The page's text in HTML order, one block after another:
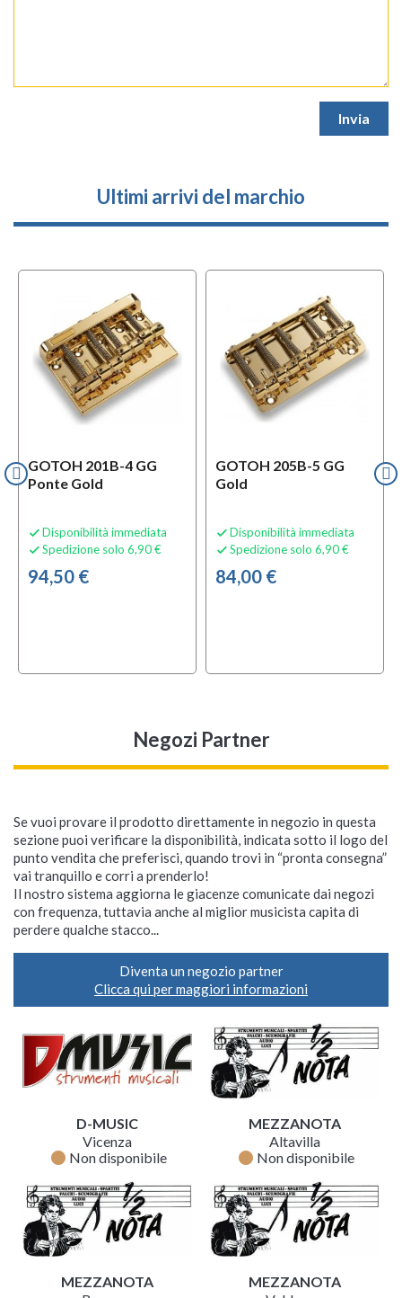
Ultimi arrivi del marchio
GOTOH 201B-4 GG
Ponte Gold
 Disponibilità immediata
 Spedizione solo 6,90 €
94,50 €
GOTOH 205B-5 GG
Gold
 Disponibilità immediata
 Spedizione solo 6,90 €
84,00 €
Negozi Partner
Se vuoi provare il prodotto direttamente in negozio in questa
sezione puoi verificare la disponibilità, indicata sotto il logo del
punto vendita che preferisci, quando trovi in “pronta consegna”
vai tranquillo e corri a prenderlo!
Il nostro sistema aggiorna le giacenze comunicate dai negozi
con frequenza, tuttavia anche al miglior musicista capita di
perdere qualche stacco...
Diventa un negozio partner
Clicca qui per maggiori informazioni
D-MUSIC
Vicenza
fiber_manual_record Non disponibile
MEZZANOTA
Altavilla
fiber_manual_record Non disponibile
MEZZANOTA
MEZZANOTA